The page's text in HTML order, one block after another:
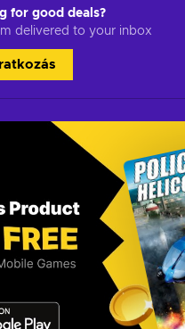
for good deals?
delivered to your inbox